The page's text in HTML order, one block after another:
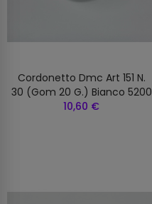
Cordonetto Dmc Art 151 N.
30 (gom 20 G.) Bianco 5200
10,60 €